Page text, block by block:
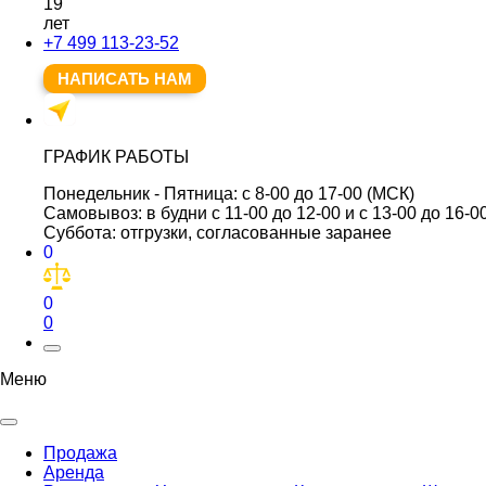
лет
+7 499 113-23-52
НАПИСАТЬ НАМ
ГРАФИК РАБОТЫ
Понедельник - Пятница: с 8-00 до 17-00 (МСК)
Самовывоз: в будни с 11-00 до 12-00 и с 13-00 до 16-
Суббота: отгрузки, согласованные заранее
0
0
0
Меню
Продажа
Аренда